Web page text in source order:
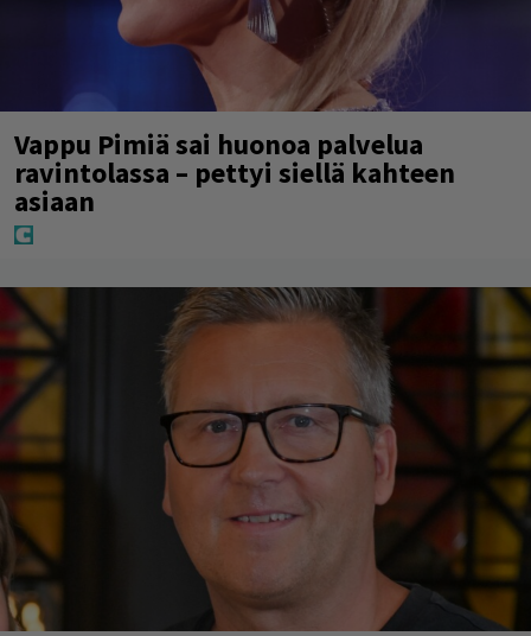
Vappu Pimiä sai huonoa palvelua
ravintolassa – pettyi siellä kahteen
asiaan